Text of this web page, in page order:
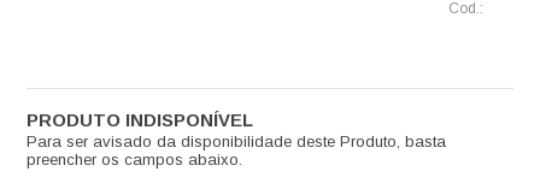
Para ser avisado da disponibilidade deste Produto, basta
preencher os campos abaixo.